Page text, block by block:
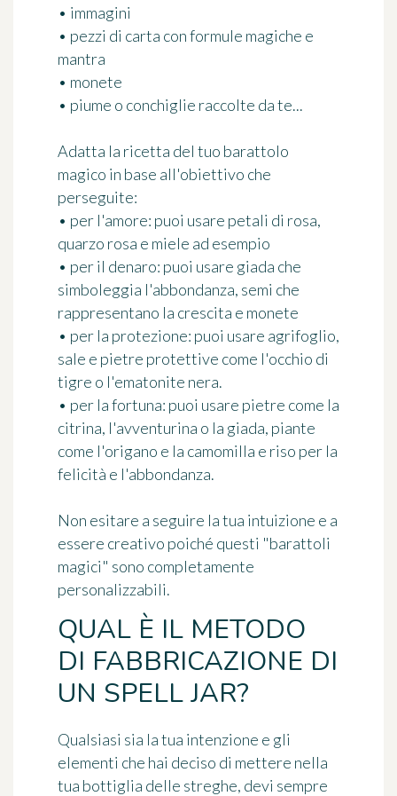
• immagini
• pezzi di carta con formule magiche e
mantra
• monete
• piume o conchiglie raccolte da te...
Adatta la ricetta del tuo barattolo
magico in base all'obiettivo che
perseguite:
• per l'amore: puoi usare petali di rosa,
quarzo rosa e miele ad esempio
• per il denaro: puoi usare giada che
simboleggia l'abbondanza, semi che
rappresentano la crescita e monete
• per la protezione: puoi usare agrifoglio,
sale e pietre protettive come l'occhio di
tigre o l'ematonite nera.
• per la fortuna: puoi usare pietre come la
citrina, l'avventurina o la giada, piante
come l'origano e la camomilla e riso per la
felicità e l'abbondanza.
Non esitare a seguire la tua intuizione e a
essere creativo poiché questi "barattoli
magici" sono completamente
personalizzabili.
QUAL È IL METODO
DI FABBRICAZIONE DI
UN SPELL JAR?
Qualsiasi sia la tua intenzione e gli
elementi che hai deciso di mettere nella
tua bottiglia delle streghe, devi sempre